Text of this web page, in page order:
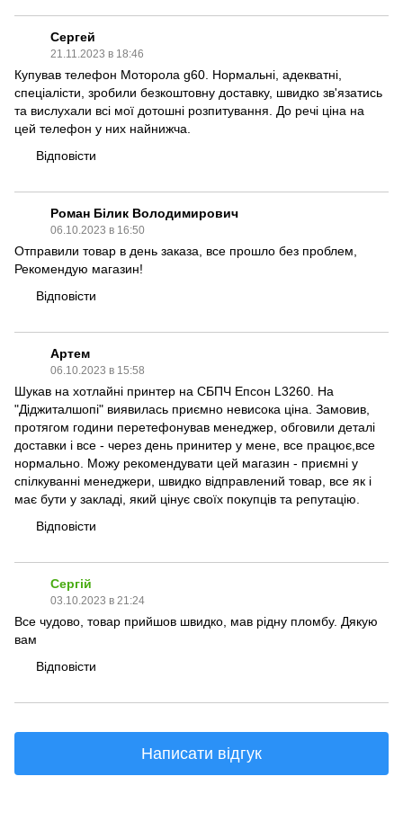
Сергей
21.11.2023 в 18:46
Купував телефон Моторола g60. Нормальні, адекватні,
спеціалісти, зробили безкоштовну доставку, швидко зв'язатись
та вислухали всі мої дотошні розпитування. До речі ціна на
цей телефон у них найнижча.
Відповісти
Роман Білик Володимирович
06.10.2023 в 16:50
Отправили товар в день заказа, все прошло без проблем,
Рекомендую магазин!
Відповісти
Артем
06.10.2023 в 15:58
Шукав на хотлайні принтер на СБПЧ Епсон L3260. На
"Діджиталшопі" виявилась приємно невисока ціна. Замовив,
протягом години перетефонував менеджер, обговили деталі
доставки і все - через день принитер у мене, все працює,все
нормально. Можу рекомендувати цей магазин - приємні у
спілкуванні менеджери, швидко відправлений товар, все як і
має бути у закладі, який цінує своїх покупців та репутацію.
Відповісти
Сергій
03.10.2023 в 21:24
Все чудово, товар прийшов швидко, мав рідну пломбу. Дякую
вам
Відповісти
Написати відгук